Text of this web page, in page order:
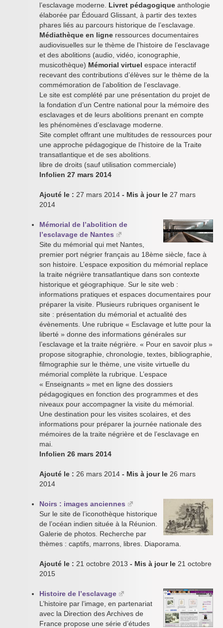
l’esclavage moderne. Livret pédagogique anthologie
élaborée par Édouard Glissant, à partir des textes
phares liés au parcours historique de l’esclavage.
Médiathèque en ligne ressources documentaires
audiovisuelles sur le thème de l’histoire de l’esclavage
et des abolitions (audio, vidéo, iconographie,
musicothèque) Mémorial virtuel espace interactif
recevant des contributions d’élèves sur le thème de la
commémoration de l’abolition de l’esclavage.
Le site est complété par une présentation du projet de
la fondation d’un Centre national pour la mémoire des
esclavages et de leurs abolitions prenant en compte
les phénomènes d’esclavage moderne.
Site complet offrant une multitudes de ressources pour
une approche pédagogique de l’histoire de la Traite
transatlantique et de ses abolitions.
libre de droits (sauf utilisation commerciale)
Infolien 27 mars 2014
Ajouté le : 27 mars 2014 - Mis à jour le 27 mars
2014
Mémorial de l’abolition de
l’esclavage de Nantes
Site du mémorial qui met Nantes,
premier port négrier français au 18ème siècle, face à
son histoire. L’espace exposition du mémorial replace
la traite négrière transatlantique dans son contexte
historique et géographique. Sur le site web :
informations pratiques et espaces documentaires pour
préparer la visite. Plusieurs rubriques organisent le
site : présentation du mémorial et actualité des
évènements. Une rubrique « Esclavage et lutte pour la
liberté » donne des informations générales sur
l’esclavage et la traite négrière. « Pour en savoir plus »
propose sitographie, chronologie, textes, bibliographie,
filmographie sur le thème, une visite virtuelle du
mémorial complète la rubrique. L’espace
« Enseignants » met en ligne des dossiers
pédagogiques en fonction des programmes et des
niveaux pour accompagner la visite du mémorial.
Une destination pour les visites scolaires, et des
informations pour préparer la journée nationale des
mémoires de la traite négrière et de l’esclavage en
mai.
Infolien 26 mars 2014
Ajouté le : 26 mars 2014 - Mis à jour le 26 mars
2014
Noirs : images anciennes
Sur le site de l’iconothèque historique
de l’océan indien située à la Réunion.
Galerie de photos. Recherche par
thèmes : captifs, marrons, libres. Diaporama.
Ajouté le : 21 octobre 2013 - Mis à jour le 21 octobre
2015
Histoire de l’esclavage
L’histoire par l’image, en partenariat
avec la Direction des Archives de
France propose une série d’études